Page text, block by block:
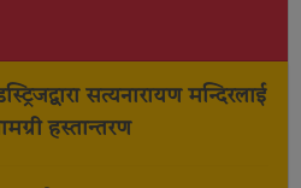
सत्यनारायण मन्दिरलाई
हस्तान्तरण